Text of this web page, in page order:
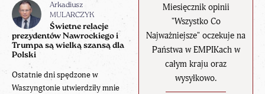
Miesięcznik opinii
"Wszystko Co
Najważniejsze" oczekuje na
Państwa w EMPIKach w
całym kraju oraz
wysyłkowo.
Arkadiusz
MULARCZYK
Świetne relacje
prezydentów Nawrockiego i
Trumpa są wielką szansą dla
Polski
Ostatnie dni spędzone w
Waszyngtonie utwierdziły mnie